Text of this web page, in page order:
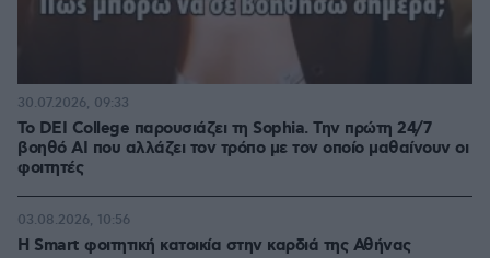
Το DEI College παρουσιάζει τη Sophia. Την πρώτη 24/7
βοηθό AI που αλλάζει τον τρόπο με τον οποίο μαθαίνουν οι
φοιτητές
30.07.2026, 09:33
Η Smart φοιτητική κατοικία στην καρδιά της Αθήνας
03.08.2026, 10:56